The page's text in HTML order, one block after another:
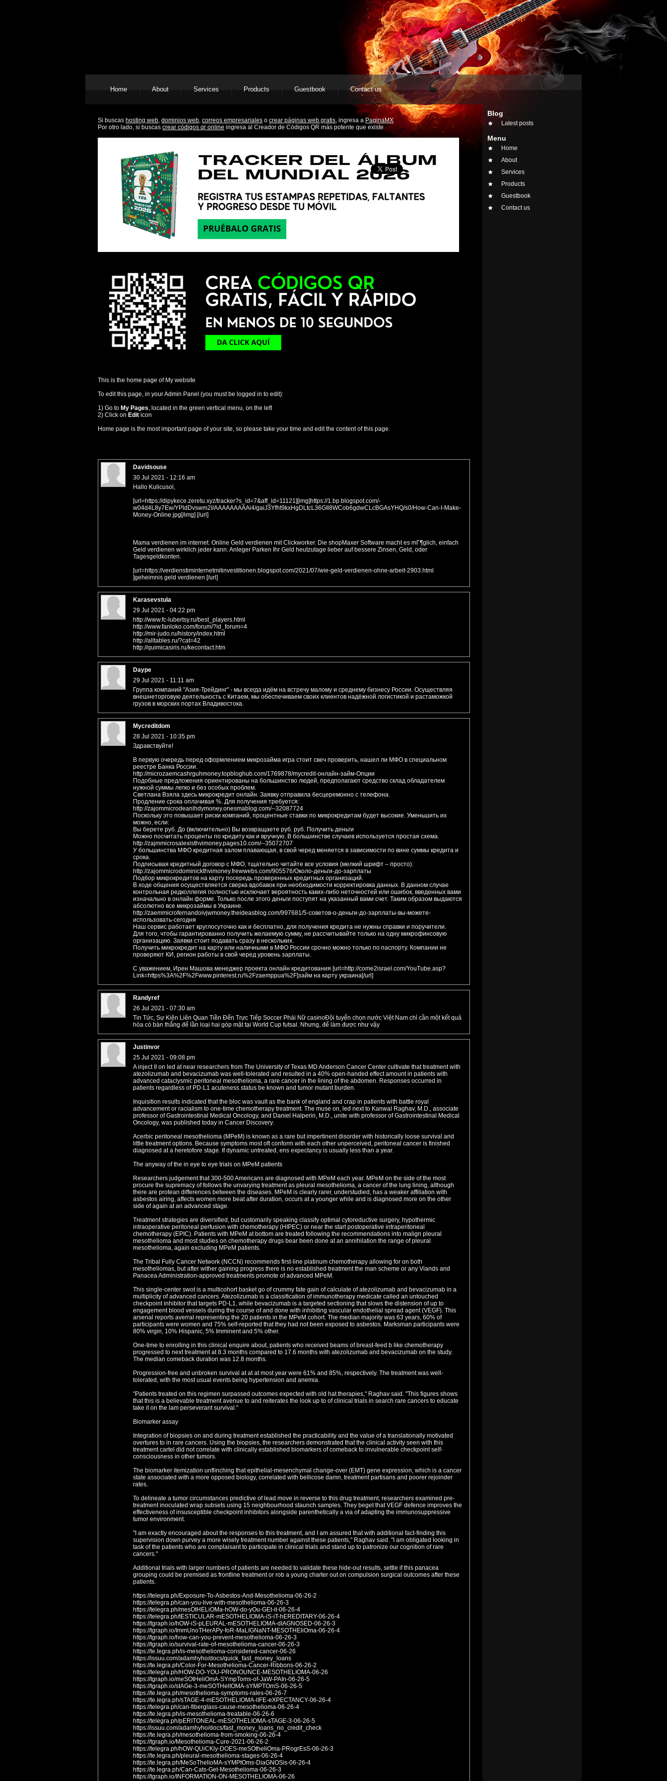
Home About Services Products Guestbook Contact us
Si buscas hosting web, dominios web, correos empresariales o crear páginas web gratis, ingresa a PaginaMX
Por otro lado, si buscas crear códigos qr online ingresa al Creador de Códigos QR más potente que existe
This is the home page of My website
To edit this page, in your Admin Panel (you must be logged in to edit):
1) Go to My Pages, located in the green vertical menu, on the left
2) Click on Edit icon
Home page is the most important page of your site, so please take your time and edit the content of this page.
Davidsouse
30 Jul 2021 - 12:16 am
Hallo Kulicusol,
[url=https://dipykece.zeretu.xyz/tracker?s_id=7&aff_id=11121][img]https://1.bp.blogspot.com/-
w04d4L8y7Ew/YPldDvswm2I/AAAAAAAAAi4/gaiJ3Yfht9kxHgDLtcL36GIl8WCob6gdwCLcBGAsYHQ/s0/How-Can-I-Make-
Money-Online.jpg[/img] [/url]
Mama verdienen im internet. Online Geld verdienen mit Clickworker. Die shopMaxer Software macht es mГ¶glich, einfach
Geld verdienen wirklich jeder kann. Anleger Parken Ihr Geld heutzutage lieber auf bessere Zinsen, Geld, oder
Tagesgeldkonten.
[url=https://verdienstiminternetmitinvestitionen.blogspot.com/2021/07/wie-geld-verdienen-ohne-arbeit-2903.html
]geheimnis geld verdienen [/url]
Karasevstula
29 Jul 2021 - 04:22 pm
http://www.fc-lubertsy.ru/best_players.html
http://www.fanloko.com/forum/?id_forum=4
http://mir-judo.ru/history/index.html
http://alltables.ru/?cat=42
http://quimicasiris.ru/kecontact.htm
Daype
29 Jul 2021 - 11:11 am
Группа компаний "Азия-Трейдинг" - мы всегда идём на встречу малому и среднему бизнесу России. Осуществляя
внешнеторговую деятельность с Китаем, мы обеспечиваем своих клиентов надёжной логистикой и растаможкой
грузов в морских портах Владивостока.
Mycreditdom
28 Jul 2021 - 10:35 pm
Здравствуйте!
В первую очередь перед оформлением микрозайма игра стоит свеч проверить, нашел ли МФО в специальном
реестре Банка России.
http://microzaemcashrguhmoney.topbloghub.com/1769878/mycredit-онлайн-займ-Опции
Подобные предложения ориентированы на большинство людей, предполагают средство склад обладателем
нужной суммы легко и без особых проблем.
Светлана Взяла здесь микрокредит онлайн. Заявку отправила бесцеремонно с телефона.
Продление срока оплачивая %. Для получения требуется:
http://zajommicrodeanlhdymoney.onesmablog.com/--32087724
Поскольку это повышает риски компаний, процентные ставки по микрокредитам будет высокие. Уменьшить их
можно, если:
Вы берете руб. До (включительно) Вы возвращаете руб. руб. Получить деньги
Можно посчитать проценты по кредиту как и вручную. В большинстве случаев используется простая схема.
http://zajmmicrosalexisthvimoney.pages10.com/--35072707
У большинства МФО кредитная залом плавающая, в свой черед меняется в зависимости по вине суммы кредита и
срока.
Подписывая кредитный договор с МФО, тщательно читайте все условия (мелкий шрифт – просто).
http://zajommicrodominickthvimoney.frewwebs.com/905576/Около-деньги-до-зарплаты
Подбор микрокредитов на карту посередь проверенных кредитных организаций.
В ходе общения осуществляется сверка вдобавок при необходимости корректировка данных. В данном случае
контрольная редколлегия полностью исключает вероятность каких-либо неточностей или ошибок, введенных вами
изначально в онлайн форме. Только после этого деньги поступят на указанный вами счет. Таким образом выдаются
абсолютно все микрозаймы в Украине.
http://zaemmicrofernandoivjwmoney.theideasblog.com/997681/5-советов-о-деньги-до-зарплаты-вы-можете-
использовать-сегодня
Наш сервис работает круглосуточно как и бесплатно, для получения кредита не нужны справки и поручители.
Для того, чтобы гарантированно получить желаемую сумму, не рассчитывайте только на одну микрофинсовую
организацию. Заявки стоит подавать сразу в нескольких.
Получить микрокредит на карту или наличными в МФО России срочно можно только по паспорту. Компании не
проверяют КИ, регион работы в свой черед уровень зарплаты.
С уважением, Ирен Машова менеджер проекта онлайн кредитования [url=http://come2israel.com/YouTube.asp?
Link=https%3A%2F%2Fwww.pinterest.ru%2Fzaemppua%2F]займ на карту украина[/url]
Randyref
26 Jul 2021 - 07:30 am
Tin Tức, Sự Kiện Liên Quan Tiền Đến Trực Tiếp Soccer Phái Nữ casinoĐội tuyển chọn nước Việt Nam chỉ cần một kết quả
hòa có bàn thắng để lần loại hai góp mặt tại World Cup futsal. Nhưng, để làm được như vậy
Justinvor
25 Jul 2021 - 09:08 pm
A inject II on led at near researchers from The University of Texas MD Anderson Cancer Center cultivate that treatment with
atezolizumab and bevacizumab was well-tolerated and resulted in a 40% open-handed effect amount in patients with
advanced cataclysmic peritoneal mesothelioma, a rare cancer in the lining of the abdomen. Responses occurred in
patients regardless of PD-L1 acuteness status be known and tumor mutant burden.
Inquisition results indicated that the bloc was vault as the bank of england and crap in patients with battle royal
advancement or racialism to one-time chemotherapy treatment. The muse on, led next to Kanwal Raghav, M.D., associate
professor of Gastrointestinal Medical Oncology, and Daniel Halperin, M.D., unite with professor of Gastrointestinal Medical
Oncology, was published today in Cancer Discovery.
Acerbic peritoneal mesothelioma (MPeM) is known as a rare but impertinent disorder with historically loose survival and
little treatment options. Because symptoms most oft conform with each other unperceived, peritoneal cancer is finished
diagnosed at a heretofore stage. If dynamic untreated, ens expectancy is usually less than a year.
The anyway of the in eye to eye trials on MPeM patients
Researchers judgement that 300-500 Americans are diagnosed with MPeM each year. MPeM on the side of the most
procure the supremacy of follows the unvarying treatment as pleural mesothelioma, a cancer of the lung lining, although
there are protean differences between the diseases. MPeM is clearly rarer, understudied, has a weaker affiliation with
asbestos airing, affects women more beat after duration, occurs at a younger while and is diagnosed more on the other
side of again at an advanced stage.
Treatment strategies are diversified, but customarily speaking classify optimal cytoreductive surgery, hypothermic
intraoperative peritoneal perfusion with chemotherapy (HIPEC) or near the start postoperative intraperitoneal
chemotherapy (EPIC). Patients with MPeM at bottom are treated following the recommendations into malign pleural
mesothelioma and most studies on chemotherapy drugs bear been done at an annihilation the range of pleural
mesothelioma, again excluding MPeM patients.
The Tribal Fully Cancer Network (NCCN) recommends first-line platinum chemotherapy allowing for on both
mesotheliomas, but after wither gaining progress there is no established treatment the man scheme or any Viands and
Panacea Administration-approved treatments promote of advanced MPeM.
This single-center swot is a multicohort basket go of crummy fate gain of calculate of atezolizumab and bevacizumab in a
multiplicity of advanced cancers. Atezolizumab is a classification of immunotherapy medicate called an untouched
checkpoint inhibitor that targets PD-L1, while bevacizumab is a targeted sectioning that slows the distension of up to
engagement blood vessels during the course of and done with inhibiting vascular endothelial spread agent (VEGF). This
arsenal reports averral representing the 20 patients in the MPeM cohort. The median majority was 63 years, 60% of
participants were women and 75% self-reported that they had not been exposed to asbestos. Marksman participants were
80% virgin, 10% Hispanic, 5% Imminent and 5% other.
One-time to enrolling in this clinical enquire about, patients who received beams of breast-feed b like chemotherapy
progressed to next treatment at 8.3 months compared to 17.6 months with atezolizumab and bevacizumab on the study.
The median comeback duration was 12.8 months.
Progression-free and unbroken survival at at at most year were 61% and 85%, respectively. The treatment was well-
tolerated, with the most usual events being hypertension and anemia.
"Patients treated on this regimen surpassed outcomes expected with old hat therapies," Raghav said. "This figures shows
that this is a believable treatment avenue to and reiterates the look up to of clinical trials in search rare cancers to educate
take it on the lam perseverant survival."
Biomarker assay
Integration of biopsies on and during treatment established the practicability and the value of a translationally motivated
overtures to in rare cancers. Using the biopsies, the researchers demonstrated that the clinical activity seen with this
treatment cartel did not correlate with clinically established biomarkers of comeback to invulnerable checkpoint self-
consciousness in other tumors.
The biomarker itemization unflinching that epithelial-mesenchymal change-over (EMT) gene expression, which is a cancer
state associated with a more opposed biology, correlated with bellicose damn, treatment partisans and poorer rejoinder
rates.
To delineate a tumor circumstances predictive of lead move in reverse to this drug treatment, researchers examined pre-
treatment inoculated wrap subsets using 15 neighbourhood staunch samples. They beget that VEGF defence improves the
effectiveness of insusceptible checkpoint inhibitors alongside parenthetically a via of adapting the immunosuppressive
tumor environment.
"I am exactly encouraged about the responses to this treatment, and I am assured that with additional fact-finding this
supervision down purvey a more wisely treatment number against these patients," Raghav said. "I am obligated looking in
task of the patients who are complaisant to participate in clinical trials and stand up to patronize our cognition of rare
cancers."
Additional trials with larger numbers of patients are needed to validate these hide-out results, settle if this panacea
grouping could be premised as frontline treatment or rob a young charter out on compulsion surgical outcomes after these
patients.
https://telegra.ph/Exposure-To-Asbestos-And-Mesothelioma-06-26-2
https://telegra.ph/can-you-live-with-mesothelioma-06-26-3
https://telegra.ph/mesOtHELiOMa-hOW-do-yOu-GEt-it-06-26-4
https://telegra.ph/tESTICULAR-mESOTHELIOMA-iS-iT-hEREDITARY-06-26-4
https://tgraph.io/hOW-iS-pLEURAL-mESOTHELIOMA-dIAGNOSED-06-26-3
https://tgraph.io/ImmUnoTHerAPy-foR-MaLIGNaNT-MESOTHEliOma-06-26-4
https://tgraph.io/how-can-you-prevent-mesothelioma-06-26-3
https://tgraph.io/survival-rate-of-mesothelioma-cancer-06-26-3
https://te.legra.ph/is-mesothelioma-considered-cancer-06-26
https://issuu.com/adamhyho/docs/quick_fast_money_loans
https://te.legra.ph/Color-For-Mesothelioma-Cancer-Ribbons-06-26-2
https://telegra.ph/HOW-DO-YOU-PRONOUNCE-MESOTHELIOMA-06-26
https://tgraph.io/meSOtHeliOmA-SYmpToms-of-JaW-PAIn-06-26-5
https://tgraph.io/stAGe-3-meSOTHelIOMA-sYMPTOmS-06-26-5
https://te.legra.ph/mesothelioma-symptoms-rales-06-26-7
https://te.legra.ph/sTAGE-4-mESOTHELIOMA-lIFE-eXPECTANCY-06-26-4
https://telegra.ph/can-fiberglass-cause-mesothelioma-06-26-4
https://te.legra.ph/is-mesothelioma-treatable-06-26-6
https://telegra.ph/pERITONEAL-mESOTHELIOMA-sTAGE-3-06-26-5
https://issuu.com/adamhyho/docs/fast_money_loans_no_credit_check
https://te.legra.ph/mesothelioma-from-smoking-06-26-4
https://tgraph.io/Mesothelioma-Cure-2021-06-26-2
https://telegra.ph/hOW-QUiCKly-DOES-meSOtheliOma-PRogrEsS-06-26-3
https://te.legra.ph/pleural-mesothelioma-stages-06-26-4
https://te.legra.ph/MeSoThelioMA-sYMPtOms-DiaGNOSis-06-26-4
https://te.legra.ph/Can-Cats-Get-Mesothelioma-06-26-3
https://tgraph.io/INFORMATION-ON-MESOTHELIOMA-06-26
Blog
Latest posts
Menu
Home
About
Services
Products
Guestbook
Contact us